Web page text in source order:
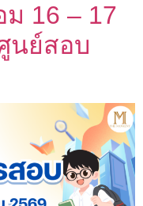
ม 16 – 17
นย์สอบ